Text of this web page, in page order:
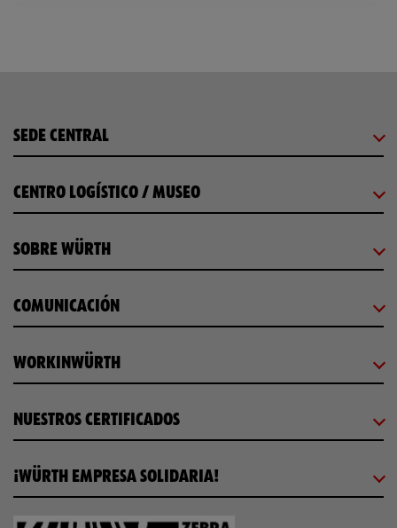
SEDE CENTRAL
CENTRO LOGÍSTICO / MUSEO
SOBRE WÜRTH
COMUNICACIÓN
WORKINWÜRTH
NUESTROS CERTIFICADOS
¡WÜRTH EMPRESA SOLIDARIA!